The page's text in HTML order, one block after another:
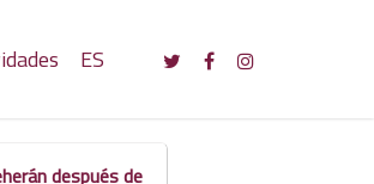
ES
después de